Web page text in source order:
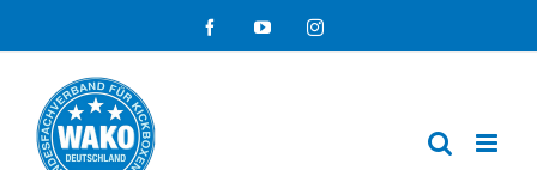
Inhalt
springen
FacebookYouTubeInstagram